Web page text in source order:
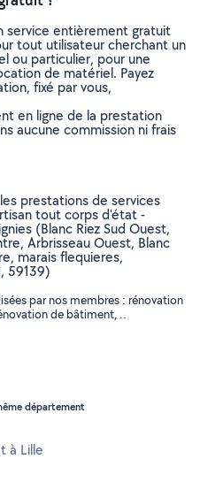
service entièrement gratuit
tout utilisateur cherchant un
ou particulier, pour une
de matériel. Payez
fixé par vous,
en ligne de la prestation
aucune commission ni frais
prestations de services
tout corps d'état -
(Blanc Riez Sud Ouest,
Arbrisseau Ouest, Blanc
marais flequieres,
59139)
par nos membres : rénovation
de bâtiment, ..
département
à Lille